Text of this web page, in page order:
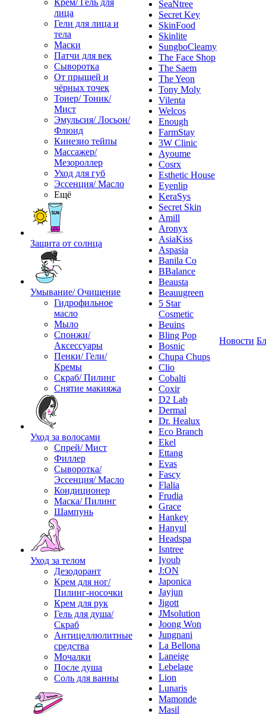
Крем/ Гель для
лица
Гели для лица и
тела
Маски
Патчи для век
Сыворотка
От прыщей и
чёрных точек
Тонер/ Тоник/
Мист
Эмульсия/ Лосьон/
Флюид
Кинезио тейпы
Массажер/
Мезороллер
Уход для губ
Эссенция/ Масло
Ещё
Защита от солнца
Умывание/ Очищение
Гидрофильное
масло
Мыло
Спонжи/
Аксессуары
Пенки/ Гели/
Кремы
Скраб/ Пилинг
Снятие макияжа
Уход за волосами
Спрей/ Мист
Филлер
Сыворотка/
Эссенция/ Масло
Кондиционер
Маска/ Пилинг
Шампунь
Уход за телом
Дезодорант
Крем для ног/
Пилинг-носочки
Крем для рук
Гель для душа/
Скраб
Антицеллюлитные
средства
Мочалки
После душа
Соль для ванны
SeaNtree
Secret Key
SkinFood
Skinlite
SungboCleamy
The Face Shop
The Saem
The Yeon
Tony Moly
Vilenta
Welcos
Enough
FarmStay
3W Clinic
Ayoume
Cosrx
Esthetic House
Eyenlip
KeraSys
Secret Skin
Amill
Aronyx
AsiaKiss
Aspasia
Banila Co
BBalance
Beausta
Beauugreen
5 Star
Cosmetic
Beuins
Bling Pop
Bosnic
Chupa Chups
Clio
Cobalti
Coxir
D2 Lab
Dermal
Dr. Healux
Eco Branch
Ekel
Ettang
Evas
Fascy
Flalia
Frudia
Grace
Hankey
Hanyul
Headspa
Isntree
Iyoub
J:ON
Japonica
Jayjun
Jigott
JMsolution
Joong Won
Jungnani
La Bellona
Laneige
Lebelage
Lion
Lunaris
Mamonde
Masil
Новости